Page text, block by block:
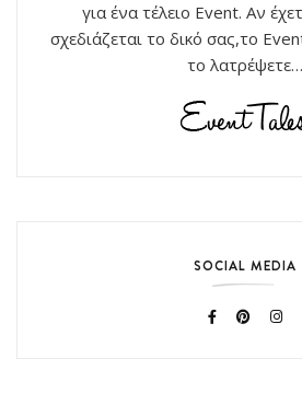
για ένα τέλειο Event. Αν
σχεδιάζεται το δικό σας,το
το λατρέψετε…
SOCIAL MEDIA